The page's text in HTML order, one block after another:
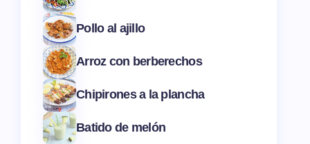
Pollo al ajillo
Arroz con berberechos
Chipirones a la plancha
Batido de melón